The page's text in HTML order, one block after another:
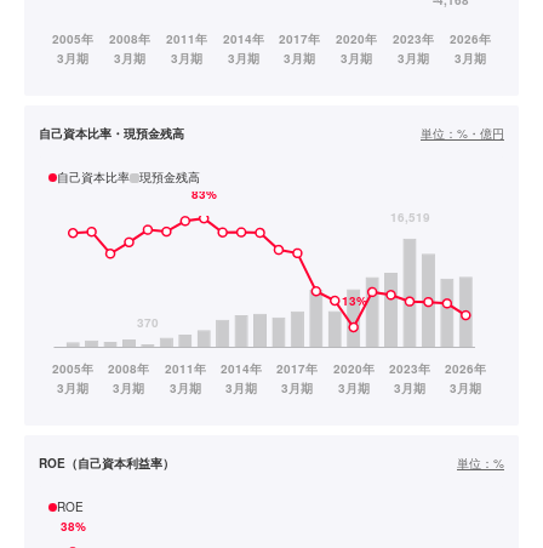
自己資本比率・現預金残高 単位： %・億円
自己資本比率 現預金残高
ROE（自己資本利益率） 単位： %
ROE